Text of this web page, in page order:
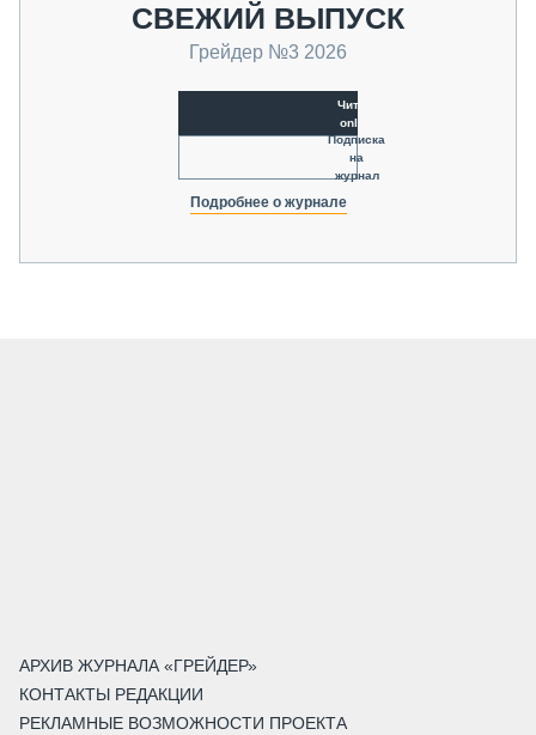
СВЕЖИЙ ВЫПУСК
Грейдер №3 2026
Читать
online
Подписка
на
журнал
Подробнее о журнале
АРХИВ ЖУРНАЛА «ГРЕЙДЕР»
КОНТАКТЫ РЕДАКЦИИ
РЕКЛАМНЫЕ ВОЗМОЖНОСТИ ПРОЕКТА